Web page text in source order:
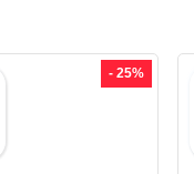
- 25%